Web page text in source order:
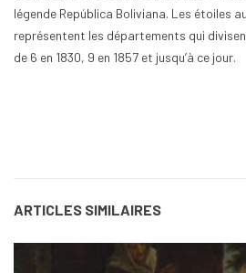
légende República Boliviana. Les étoiles
représentent les départements qui
de 6 en 1830, 9 en 1857 et jusqu’à ce jour.
ARTICLES SIMILAIRES